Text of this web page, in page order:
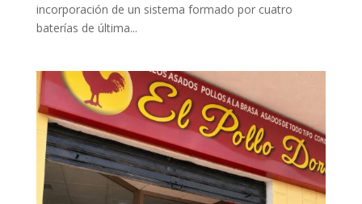
incorporación de un sistema formado por cuatro
baterías de última...